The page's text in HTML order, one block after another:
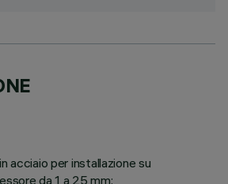
acciaio per installazione su
da 1 a 25 mm;